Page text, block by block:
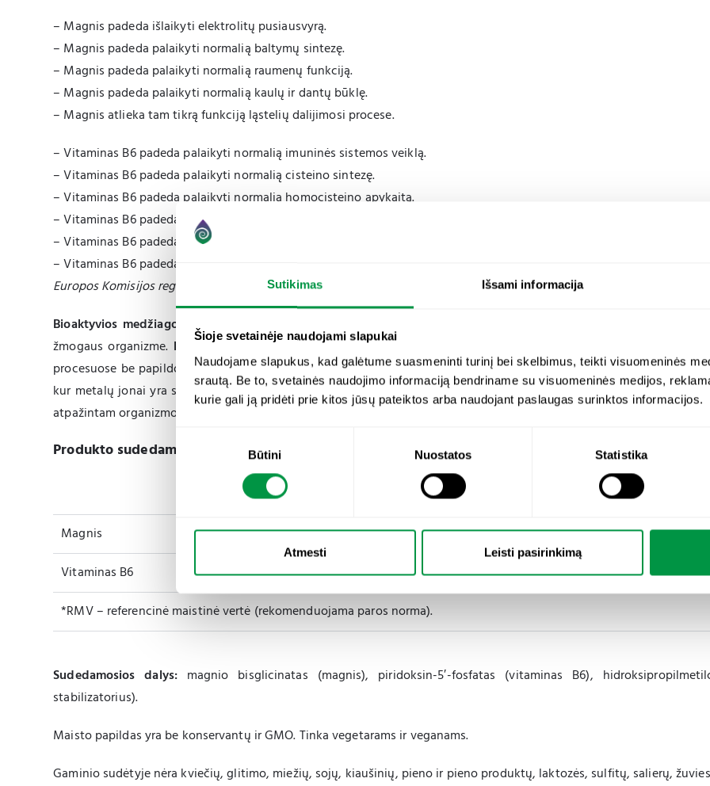
Sutikimas Išsami informacija
Šioje svetainėje naudojami slapukai
Naudojame slapukus, kad galėtume suasmeninti turinį bei skelbimus, teikti visuomeninės
srautą. Be to, svetainės naudojimo informaciją bendriname su visuomeninės medijos,
kurie gali ją pridėti prie kitos jūsų pateiktos arba naudojant paslaugas surinktos informacijos.
u
k
m
p
a
i
i
a
Būtini Nuostatos Statistika
Atmesti Leisti pasirinkimą
– Magnis padeda išlaikyti elektrolitų pusiausvyrą.
– Magnis padeda palaikyti normalią baltymų sintezę.
– Magnis padeda palaikyti normalią raumenų funkciją.
– Magnis padeda palaikyti normalią kaulų ir dantų būklę.
– Magnis atlieka tam tikrą funkciją ląstelių dalijimosi procese.
– Vitaminas B6 padeda palaikyti normalią imuninės sistemos veiklą.
– Vitaminas B6 padeda palaikyti normalią cisteino sintezę.
– Vitaminas B6 padeda palaikyti normalią homocisteino apykaitą.
– Vitaminas B6 padeda palaikyti normalią baltymų ir glikogeno apykaitą.
– Vitaminas B6 padeda palaikyti normalų raudonųjų kraujo kūnelių susidarymą.
– Vitaminas B6 padeda reguliuoti hormonų aktyvumą.
Europos Komisijos reglamentu (ES) Nr. 432/2012 patvirtinti sveikatingumo teiginiai.
Bioaktyvios medžiagos (biologiškai aktyvios formos)
žmogaus organizme. Bioaktyvūs vitaminai(pvz. metilkobalaminas) yra panašūs į organizme įprastai aptinkamus,
procesuose be papildomų cheminių transformacijų. Tuo tarpubioaktyvūs mikro- ar makroelementai(pvz. magnio
kur metalų jonai yra susijungę su jas pernešti padedančiomis molekulėmis (pvz. aminorūgštimis), kas leidžia
atpažintam organizmo transportavimo sistemų. Be to, pavyzdžiui, bisglicinato forma, dėl savo chelatinės struktūros,
Produkto sudedamosios dalys ir vartojimas:
3 kapsulės
Magnis
270 mg
Vitaminas B6
6 mg
*RMV – referencinė maistinė vertė (rekomenduojama paros norma).
Sudedamosios dalys:magnio bisglicinatas (magnis), piridoksin-5′-fosfatas (vitaminas B6),
stabilizatorius).
Maisto papildas yra be konservantų ir GMO. Tinka vegetarams ir veganams.
Gaminio sudėtyje nėra kviečių, glitimo, miežių, sojų, kiaušinių, pieno ir pieno produktų, laktozės, sulfitų, salierų,